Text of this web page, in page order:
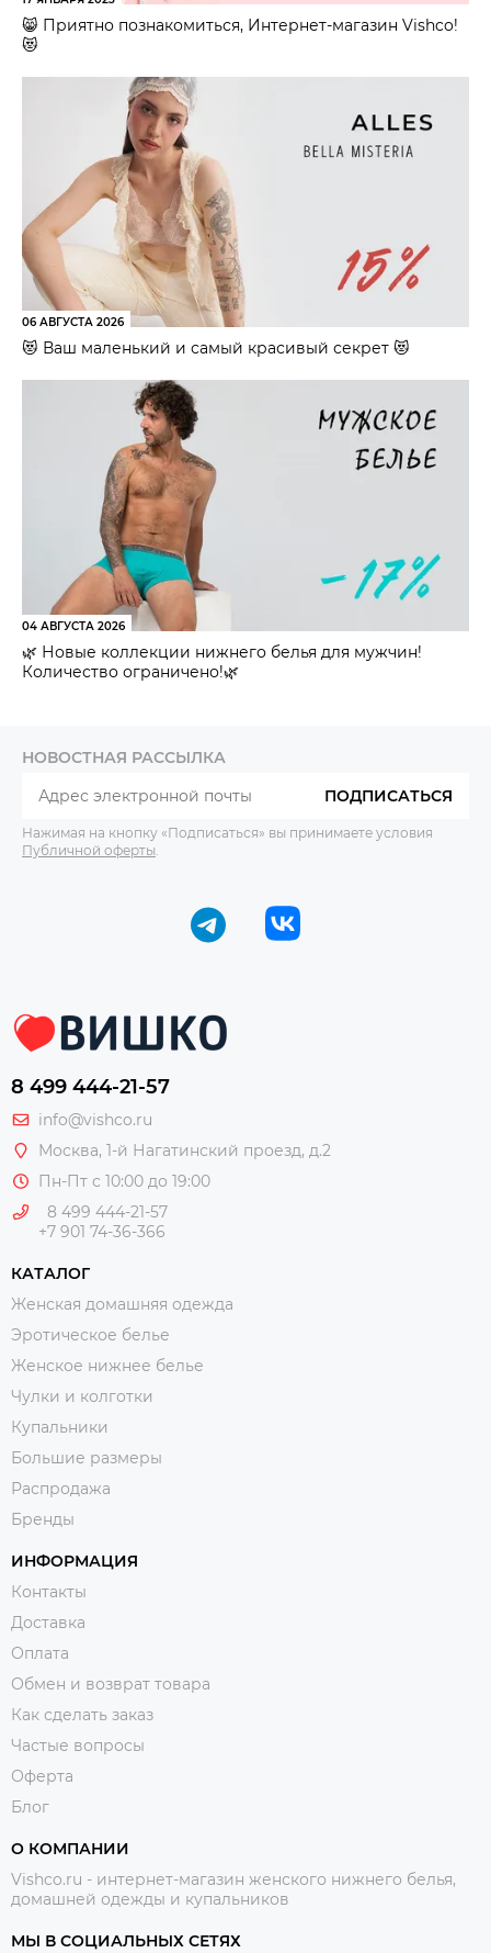
😸 Приятно познакомиться, Интернет-магазин Vishco!
😻
06 АВГУСТА 2026
😻 Ваш маленький и самый красивый секрет 😻
04 АВГУСТА 2026
🌿 Новые коллекции нижнего белья для мужчин!
Количество ограничено!🌿
НОВОСТНАЯ РАССЫЛКА
ПОДПИСАТЬСЯ
Нажимая на кнопку «Подписаться» вы принимаете условия
Публичной оферты
8 499 444-21-57
info@vishco.ru
Москва, 1-й Нагатинский проезд, д.2
Пн-Пт с 10:00 до 19:00
8 499 444-21-57
+7 901 74-36-366
КАТАЛОГ
Женская домашняя одежда
Эротическое белье
Женское нижнее белье
Чулки и колготки
Купальники
Большие размеры
Распродажа
Бренды
ИНФОРМАЦИЯ
Контакты
Доставка
Оплата
Обмен и возврат товара
Как сделать заказ
Частые вопросы
Оферта
Блог
О КОМПАНИИ
Vishco.ru - интернет-магазин женского нижнего белья,
домашней одежды и купальников
МЫ В СОЦИАЛЬНЫХ СЕТЯХ